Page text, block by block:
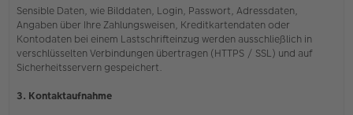
Sensible Daten, wie Bilddaten, Login, Passwort, Adressdaten,
Angaben über Ihre Zahlungsweisen, Kreditkartendaten oder
Kontodaten bei einem Lastschrifteinzug werden ausschließlich in
verschlüsselten Verbindungen übertragen (HTTPS / SSL) und auf
Sicherheitsservern gespeichert.
3. Kontaktaufnahme